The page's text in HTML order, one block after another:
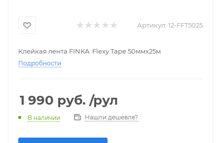
Артикул: 12-FFT5025
Клейкая лента FINKA Flexy Tape 50ммх25м
Подробности
1 990 руб. /рул
В наличии Нашли дешевле?